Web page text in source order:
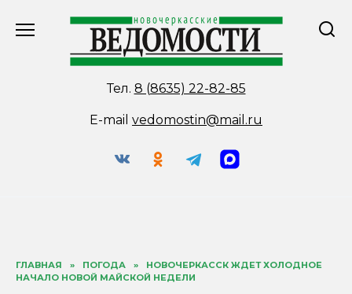
Тел. 8 (8635) 22-82-85
E-mail vedomostin@mail.ru
ГЛАВНАЯ » ПОГОДА »
НОВОЧЕРКАССК ЖДЕТ ХОЛОДНОЕ
НАЧАЛО НОВОЙ МАЙСКОЙ НЕДЕЛИ